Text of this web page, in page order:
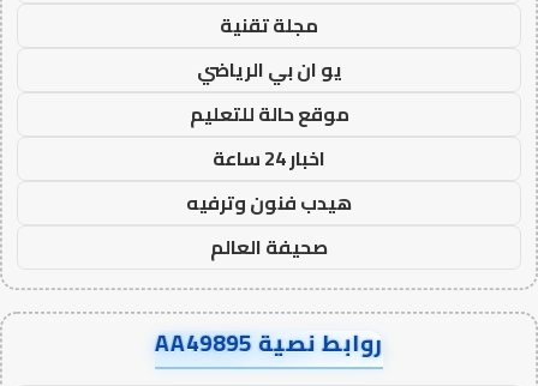
مجلة تقنية
يو ان بي الرياضي
موقع حالة للتعليم
اخبار 24 ساعة
هيدب فنون وترفيه
صحيفة العالم
روابط نصية AA49895